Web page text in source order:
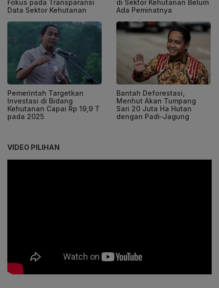
Fokus pada Transparansi
Data Sektor Kehutanan
di Sektor Kehutanan Belum
Ada Peminatnya
Pemerintah Targetkan
Investasi di Bidang
Kehutanan Capai Rp 19,9 T
pada 2025
Bantah Deforestasi,
Menhut Akan Tumpang
Sari 20 Juta Ha Hutan
dengan Padi-Jagung
VIDEO PILIHAN